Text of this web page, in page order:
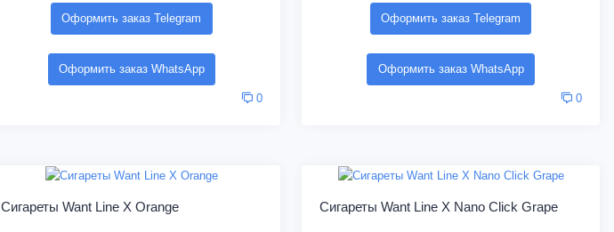
Оформить заказ Telegram
Оформить заказ WhatsApp
0
Оформить заказ Telegram
Оформить заказ WhatsApp
0
Сигареты Want Line X Orange Сигареты Want Line X Nano Click Grape